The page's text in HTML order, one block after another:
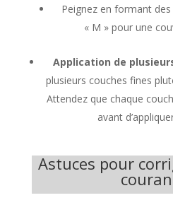
Peignez en formant
« M » pour une
Application de
plusieurs couches fines
Attendez que chaque
avant
Astuces pour